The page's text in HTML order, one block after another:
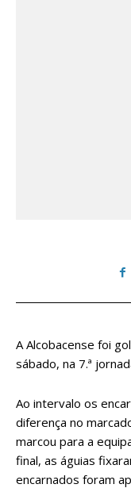
A Alcobacense foi
sábado, na 7.ª
Ao intervalo os
diferença no
marcou para a
final, as águias
encarnados foram